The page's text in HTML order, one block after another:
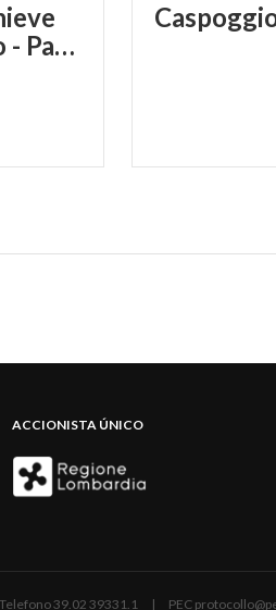
en Ponte di Legno - Passo del Tonale
ACCIONISTA ÚNICO
39.02 39331.1 | PEC